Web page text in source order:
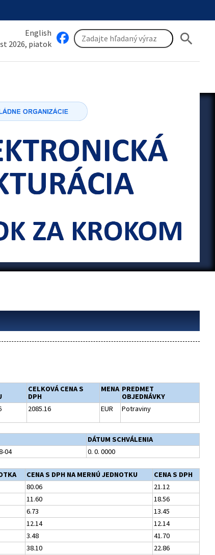
English
2026, piatok
search
CELKOVÁ CENA S
DPH
MENA PREDMET
OBJEDNÁVKY
2085.16 EUR Potraviny
DÁTUM SCHVÁLENIA
04 0. 0. 0000
CENA S DPH NA MERNÚ JEDNOTKU
CENA S DPH
80.06
21.12
11.60
18.56
6.73
13.45
12.14
12.14
3.48
41.70
38.10
22.86